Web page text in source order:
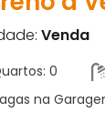
Venda
0
na